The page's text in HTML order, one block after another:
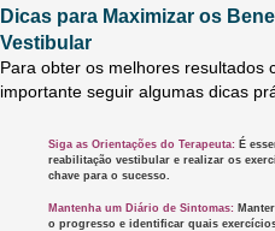
Dicas para Maximizar os
Vestibular
Para obter os melhores resultados
importante seguir algumas dicas
Siga as Orientações do Terapeuta: É
reabilitação vestibular e realizar os
chave para o sucesso.
Mantenha um Diário de Sintomas:
o progresso e identificar quais